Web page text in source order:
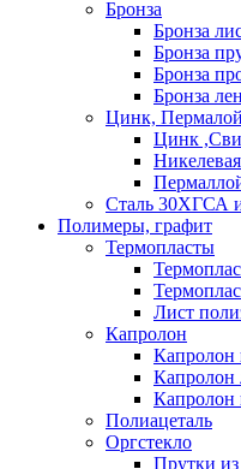
Бронза
Бронза
Бронза
Бронза
Бронза
Цинк,
Цинк
Сталь 30ХГСА
Полимеры, графит
Термопласты
Лист
Капролон
Капролон
Полиацеталь
Оргстекло
Прутки из